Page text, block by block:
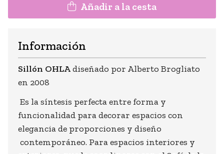
Añadir a la cesta
Información
Sillón OHLAdiseñado por Alberto Brogliato
en 2008
Es la síntesis perfecta entre forma y
funcionalidad para decorar espacios con
elegancia de proporciones y diseño
contemporáneo. Para espacios interiores y